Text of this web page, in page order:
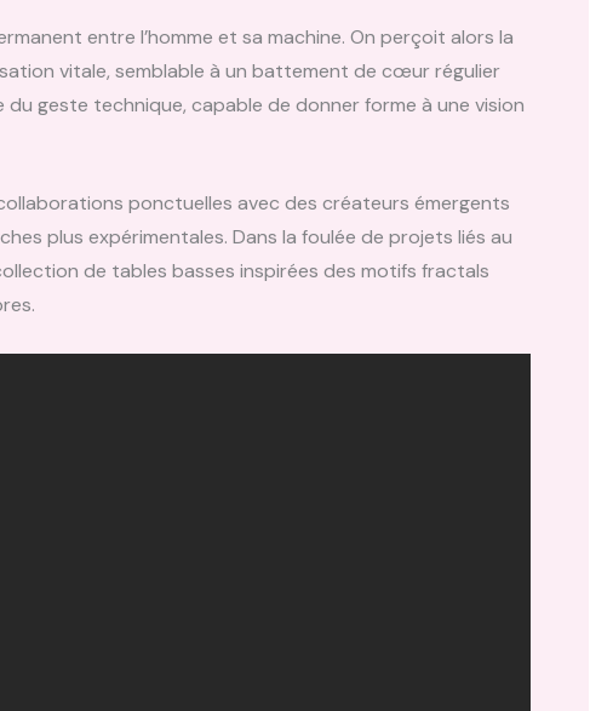
entre l’homme et sa machine. On perçoit alors la
vitale, semblable à un battement de cœur régulier
geste technique, capable de donner forme à une vision
ponctuelles avec des créateurs émergents
plus expérimentales. Dans la foulée de projets liés au
de tables basses inspirées des motifs fractals